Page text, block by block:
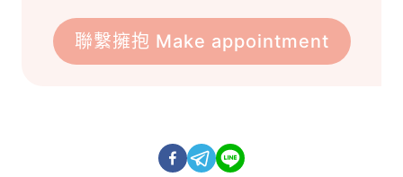
聯繫擁抱 Make appointment